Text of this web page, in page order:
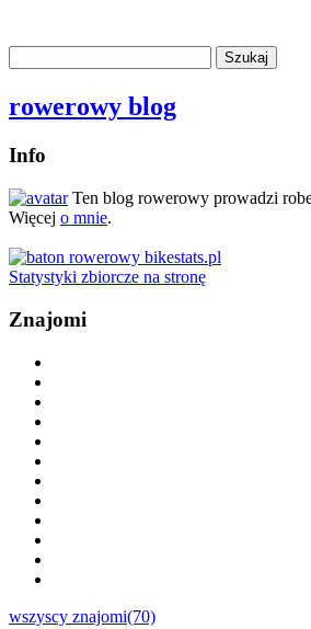
rowerowy blog
Info
Ten blog rowerowy prowadzi
Więcej o mnie.
Statystyki zbiorcze na stronę
Znajomi
wszyscy znajomi(70)